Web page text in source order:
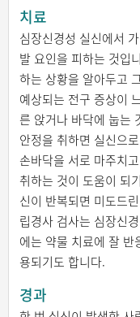
치료
심장신경성 실신에서
발 요인을 피하는 것입
하는 상황을 알아두고
예상되는 전구 증상이
른 앉거나 바닥에 눕는
안정을 취하면 실신으
손바닥을 서로 마주치
취하는 것이 도움이 되
신이 반복되면 미도드
립경사 검사는 심장신
에는 약물 치료에 잘 반
용되기도 합니다.
경과